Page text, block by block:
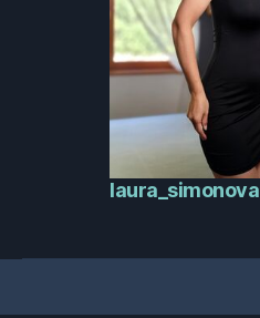
laura_simonova